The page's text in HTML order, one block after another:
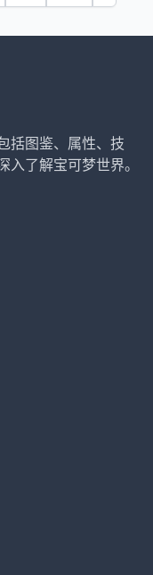
括图鉴、属性、技
了解宝可梦世界。